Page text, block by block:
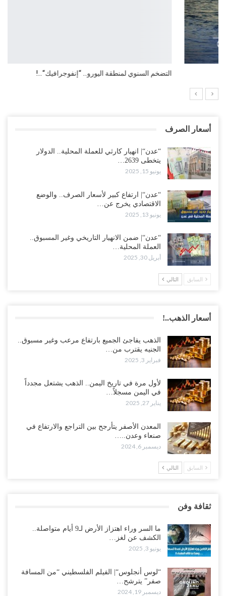
التضخم السنوي لمنطقة اليورو.. “إنفوجرافيك“..!
أسعار الصرف
“عدن“| انهيار كارثي للعملة المحلية.. الدولار
يتخطى 2639…
يونيو 15, 2025
“عدن“| ارتفاع كبير لأسعار الصرف.. والوضع
الاقتصادي يخرج عن…
يونيو 13, 2025
“عدن“| ضمن الانهيار التاريخي وغير المسبوق..
العملة المحلية…
أبريل 30, 2025
السابق التالي
أسعار الذهب..!
الذهب يفاجئ الجميع بارتفاع مرعب وغير مسبوق..
الجنيه يقترب من…
فبراير 3, 2025
لأول مرة في تاريخ اليمن.. الذهب يشتعل مجدداً
في اليمن مسجلاً…
يناير 27, 2025
المعدن الأصفر يتأرجح بين التراجع والارتفاع في
صنعاء وعدن..…
ديسمبر 6, 2024
السابق التالي
ثقافة وفن
ما السر وراء اهتزاز الأرض لـ9 أيام متواصلة..
الكشف عن لغز…
يونيو 3, 2025
“لوس أنجلوس“| الفيلم الفلسطيني “من المسافة
صفر” يترشح…
ديسمبر 19, 2024